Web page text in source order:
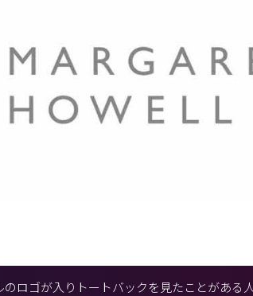
ロゴが入りトートバックを見たことがある